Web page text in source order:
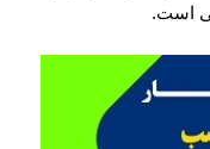
است.